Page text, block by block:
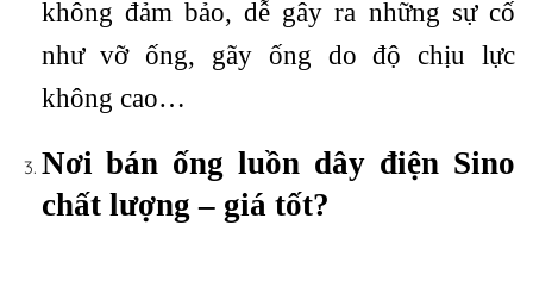
không đảm bảo, dễ gây ra những sự cố
như vỡ ống, gãy ống do độ chịu lực
không cao…
Nơi bán ống luồn dây điện Sino
chất lượng – giá tốt?